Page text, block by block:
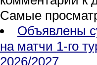
Самые
Объявлены
на матчи 1-го
2026/2027